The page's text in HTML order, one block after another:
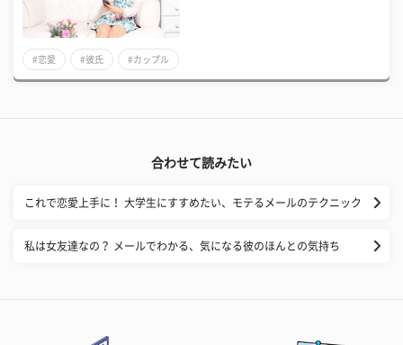
#恋愛 #彼氏 #カップル
合わせて読みたい
これで恋愛上手に！ 大学生にすすめたい、モテるメールのテクニック
私は女友達なの？ メールでわかる、気になる彼のほんとの気持ち